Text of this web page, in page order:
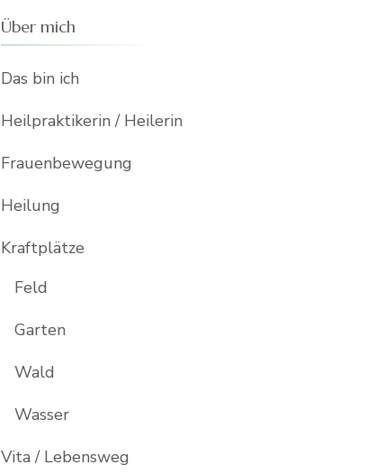
Über mich
Das bin ich
Heilpraktikerin / Heilerin
Frauenbewegung
Heilung
Kraftplätze
Feld
Garten
Wald
Wasser
Vita / Lebensweg